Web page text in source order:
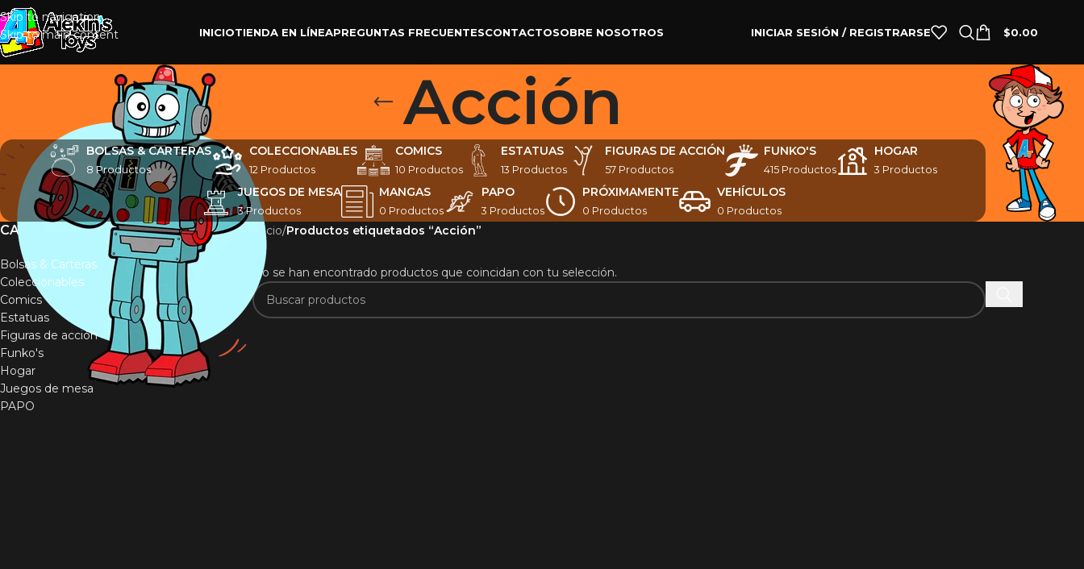
Skip to navigation
Skip to main content
INICIOTIENDA EN LÍNEAPREGUNTAS FRECUENTESCONTACTOSOBRE NOSOTROS INICIAR SESIÓN / REGISTRARSE $0.00
Acción
BOLSAS & CARTERAS
8 Productos
COLECCIONABLES
12 Productos
COMICS
10 Productos
ESTATUAS
13 Productos
FIGURAS DE ACCIÓN
57 Productos
FUNKO'S
415 Productos
HOGAR
3 Productos
JUEGOS DE MESA
3 Productos
MANGAS
0 Productos
PAPO
3 Productos
PRÓXIMAMENTE
0 Productos
VEHÍCULOS
0 Productos
CATEGORÍAS
Bolsas & Carteras
Coleccionables
Comics
Estatuas
Figuras de acción
Funko's
Hogar
Juegos de mesa
PAPO
Inicio/Productos etiquetados “Acción”
No se han encontrado productos que coincidan con tu selección.